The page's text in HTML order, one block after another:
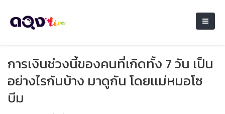
การเงินช่วงนี้ของคนที่เกิดทั้ง 7 วัน เป็น
อย่างไรกันบ้าง มาดูกัน โดยเเม่หมอโซ
บีม